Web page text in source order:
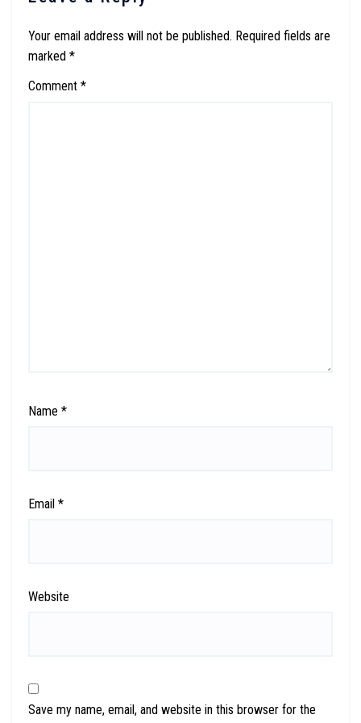
Your email address will not be published. Required fields are
marked *
Comment *
Name *
Email *
Website
Save my name, email, and website in this browser for the